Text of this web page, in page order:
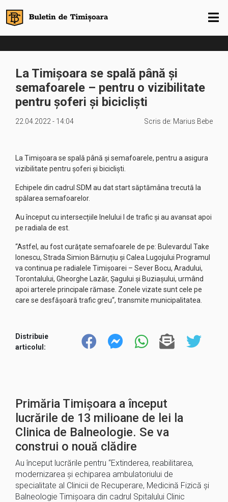
La Timișoara se spală până și
semafoarele – pentru o vizibilitate
pentru șoferi și bicicliști
22.04.2022 - 14:04 Scris de: Marius Bebe
La Timișoara se spală până și semafoarele, pentru a asigura
vizibilitate pentru șoferi și bicicliști.
Echipele din cadrul SDM au dat start săptămâna trecută la
spălarea semafoarelor.
Au început cu intersecțiile Inelului I de trafic și au avansat apoi
pe radiala de est.
“Astfel, au fost curățate semafoarele de pe: Bulevardul Take
Ionescu, Strada Simion Bărnuțiu și Calea Lugojului Programul
va continua pe radialele Timișoarei – Sever Bocu, Aradului,
Torontalului, Gheorghe Lazăr, Șagului și Buziașului, urmând
apoi arterele principale rămase. Zonele vizate sunt cele pe
care se desfășoară trafic greu“, transmite municipalitatea.
Distribuie
articolul:
Primăria Timișoara a început
lucrările de 13 milioane de lei la
Clinica de Balneologie. Se va
construi o nouă clădire
Au început lucrările pentru “Extinderea, reabilitarea,
modernizarea și echiparea ambulatoriului de
specialitate al Clinicii de Recuperare, Medicină Fizică și
Balneologie Timișoara din cadrul Spitalului Clinic